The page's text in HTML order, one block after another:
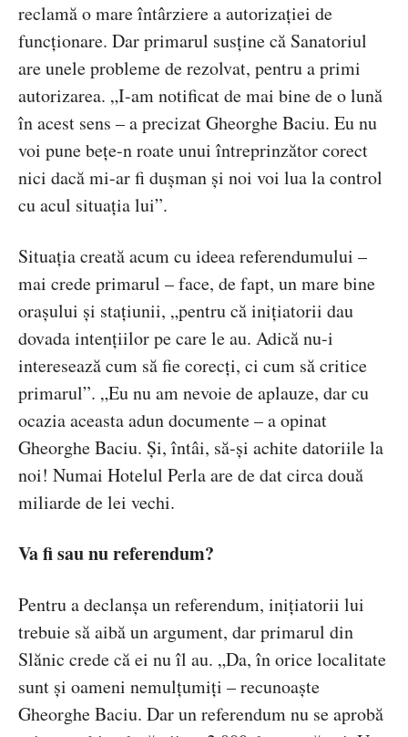
reclamă o mare întârziere a autorizației de
funcționare. Dar primarul susține că Sanatoriul
are unele probleme de rezolvat, pentru a primi
autorizarea. „I-am notificat de mai bine de o lună
în acest sens – a precizat Gheorghe Baciu. Eu nu
voi pune bețe-n roate unui întreprinzător corect
nici dacă mi-ar fi dușman și noi voi lua la control
cu acul situația lui”.
Situația creată acum cu ideea referendumului –
mai crede primarul – face, de fapt, un mare bine
orașului și stațiunii, „pentru că inițiatorii dau
dovada intențiilor pe care le au. Adică nu-i
interesează cum să fie corecți, ci cum să critice
primarul”. „Eu nu am nevoie de aplauze, dar cu
ocazia aceasta adun documente – a opinat
Gheorghe Baciu. Și, întâi, să-și achite datoriile la
noi! Numai Hotelul Perla are de dat circa două
miliarde de lei vechi.
Va fi sau nu referendum?
Pentru a declanșa un referendum, inițiatorii lui
trebuie să aibă un argument, dar primarul din
Slănic crede că ei nu îl au. „Da, în orice localitate
sunt și oameni nemulțumiți – recunoaște
Gheorghe Baciu. Dar un referendum nu se aprobă